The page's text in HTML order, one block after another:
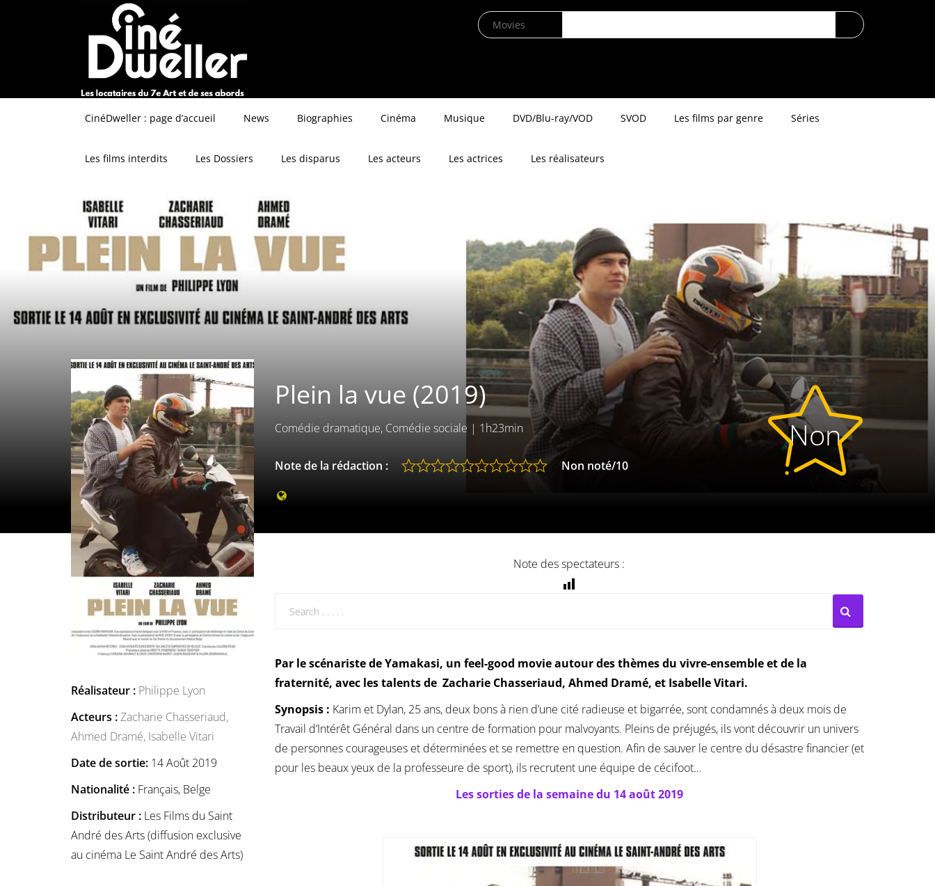
CinéDweller : page d’accueil News Biographies Cinéma Musique DVD/Blu-ray/VOD SVOD Les films par genre Séries
Les films interdits Les Dossiers Les disparus Les acteurs Les actrices Les réalisateurs
Plein la vue (2019)
Comédie dramatique, Comédie sociale | 1h23min
Note de la rédaction : Non noté/10
Non
noté
Réalisateur : Philippe Lyon
Acteurs :Zacharie Chasseriaud,
Ahmed Dramé, Isabelle Vitari
Date de sortie: 14 Août 2019
Nationalité : Français, Belge
Distributeur : Les Films du Saint
André des Arts (diffusion exclusive
au cinéma Le Saint André des Arts)
Note des spectateurs :
Par le scénariste de Yamakasi, un feel-good movie autour des thèmes du vivre-ensemble et de la
fraternité, avec les talents de Zacharie Chasseriaud, Ahmed Dramé, et Isabelle Vitari.
Synopsis : Karim et Dylan, 25 ans, deux bons à rien d’une cité radieuse et bigarrée, sont condamnés à deux mois de
Travail d’Intérêt Général dans un centre de formation pour malvoyants. Pleins de préjugés, ils vont découvrir un univers
de personnes courageuses et déterminées et se remettre en question. Afin de sauver le centre du désastre financier (et
pour les beaux yeux de la professeure de sport), ils recrutent une équipe de cécifoot…
Les sorties de la semaine du 14 août 2019